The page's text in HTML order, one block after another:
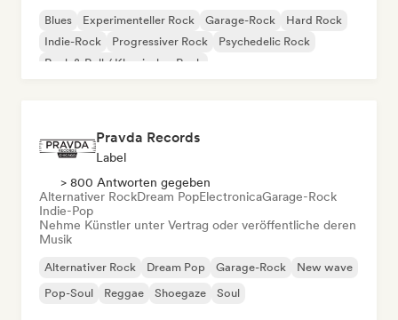
Blues Experimenteller Rock Garage-Rock
Hard Rock
Indie-Rock
Progressiver Rock
Psychedelic Rock
Rock & Roll / Klassischer Rock
Pravda Records
Label
> 800 Antworten gegeben
Alternativer RockDream PopElectronicaGarage-Rock
Indie-Pop
Nehme Künstler unter Vertrag oder veröffentliche deren
Musik
Alternativer Rock Dream Pop Garage-Rock
New wave
Pop-Soul
Reggae Shoegaze Soul